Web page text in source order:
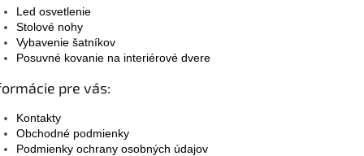
Led osvetlenie
Stolové nohy
Vybavenie šatníkov
Posuvné kovanie na interiérové dvere
pre vás:
Kontakty
Obchodné podmienky
Podmienky ochrany osobných údajov